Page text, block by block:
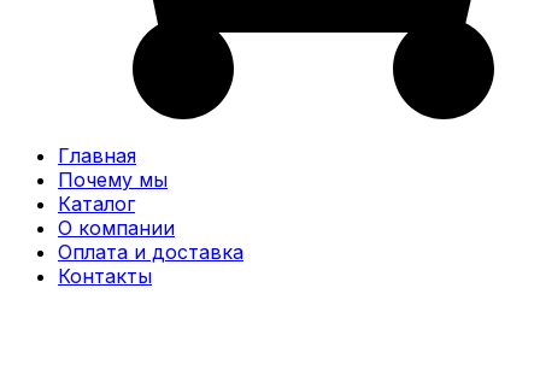
Главная
Почему мы
Каталог
О компании
Оплата и доставка
Контакты